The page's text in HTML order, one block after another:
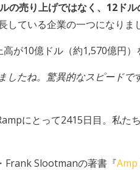
の売り上げではなく、12ド
ている企業の一つになりま
が10億ドル（約1,570億円）
たね。驚異的なスピードで
にとって2415日目。私た
Frank Slootmanの著書『